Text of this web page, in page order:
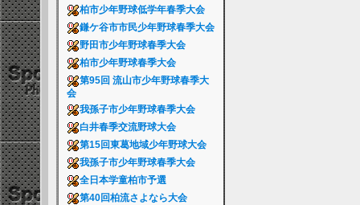
柏市少年野球低学年春季大会
鎌ケ谷市市民少年野球春季大会
野田市少年野球春季大会
柏市少年野球春季大会
第95回 流山市少年野球春季大
会
我孫子市少年野球春季大会
白井春季交流野球大会
第15回東葛地域少年野球大会
我孫子市少年野球春季大会
全日本学童柏市予選
第40回柏流さよなら大会